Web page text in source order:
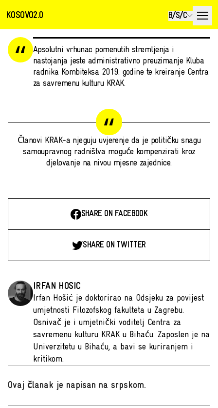
KOSOVO2.0 B/S/C
Apsolutni vrhunac pomenutih stremljenja i
nastojanja jeste administrativno preuzimanje Kluba
radnika Kombiteksa 2019. godine te kreiranje Centra
za savremenu kulturu KRAK.
Članovi KRAK-a njeguju uvjerenje da je političku snagu
samoupravnog radništva moguće kompenzirati kroz
djelovanje na nivou mjesne zajednice.
SHARE ON FACEBOOK
SHARE ON TWITTER
IRFAN HOSIC
Irfan Hošić je doktorirao na Odsjeku za povijest
umjetnosti Filozofskog fakulteta u Zagrebu.
Osnivač je i umjetnički voditelj Centra za
savremenu kulturu KRAK u Bihaću. Zaposlen je na
Univerzitetu u Bihaću, a bavi se kuriranjem i
kritikom.
Ovaj članak je napisan na srpskom.